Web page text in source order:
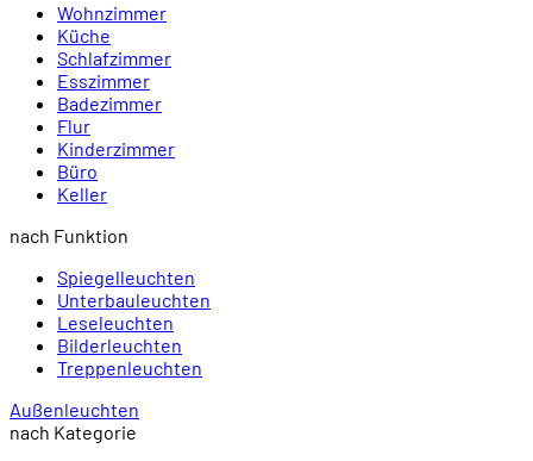
Wohnzimmer
Küche
Schlafzimmer
Esszimmer
Badezimmer
Flur
Kinderzimmer
Büro
Keller
nach Funktion
Spiegelleuchten
Unterbauleuchten
Leseleuchten
Bilderleuchten
Treppenleuchten
Außenleuchten
nach Kategorie